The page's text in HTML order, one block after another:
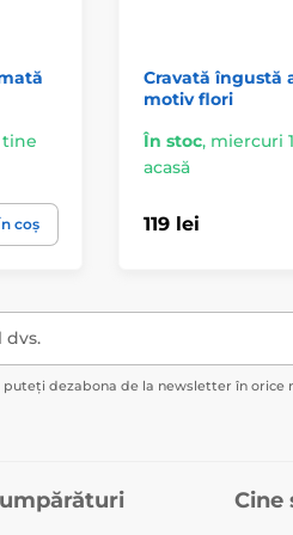
tine
coș
Cravată îngustă
motiv flori
În stoc, miercuri
acasă
119 lei
dvs.
puteți dezabona de la newsletter în orice
Cine